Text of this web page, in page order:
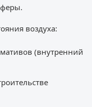
воздуха:
(внутренний